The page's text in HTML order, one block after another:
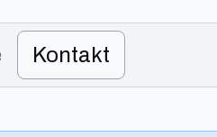
Kontakt